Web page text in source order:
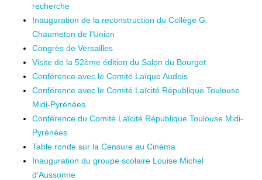
recherche
Inauguration de la reconstruction du Collège G.
Chaumeton de l'Union
Congrès de Versailles
Visite de la 52ème édition du Salon du Bourget
Conférence avec le Comité Laïque Audois
Conférence avec le Comité Laïcité République Toulouse
Midi-Pyrénées
Conférence du Comité Laïcité République Toulouse Midi-
Pyrénées
Table ronde sur la Censure au Cinéma
Inauguration du groupe scolaire Louise Michel
d'Aussonne